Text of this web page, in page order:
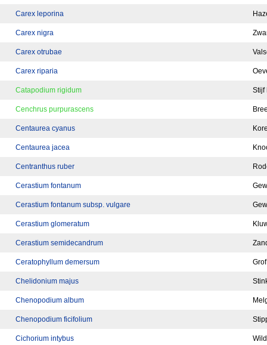
Carex leporina
Carex nigra
Carex otrubae
Carex riparia
Catapodium rigidum Stijf
Cenchrus purpurascens
Centaurea cyanus
Centaurea jacea
Centranthus ruber
Cerastium fontanum
Cerastium fontanum subsp. vulgare
Cerastium glomeratum
Cerastium semidecandrum
Ceratophyllum demersum
Chelidonium majus
Chenopodium album
Chenopodium ficifolium
Cichorium intybus